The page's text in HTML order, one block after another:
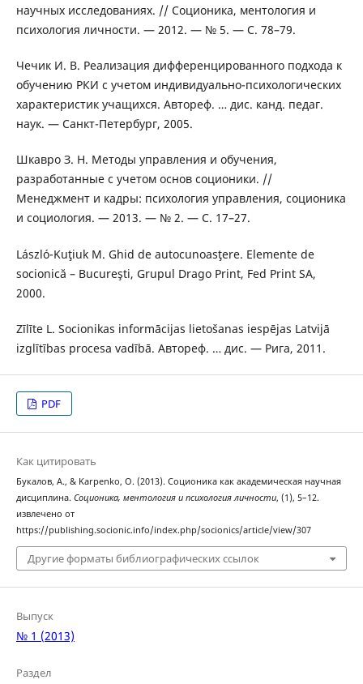
научных исследованиях. // Соционика, ментология и
психология личности. — 2012. — № 5. — С. 78–79.
Чечик И. В. Реализация дифференцированного подхода к
обучению РКИ с учетом индивидуально-психологических
характеристик учащихся. Автореф. … дис. канд. педаг.
наук. — Санкт-Петербург, 2005.
Шкавро З. Н. Методы управления и обучения,
разработанные с учетом основ соционики. //
Менеджмент и кадры: психология управления, соционика
и социология. — 2013. — № 2. — С. 17–27.
László-Kuţiuk M. Ghid de autocunoasţere. Elemente de
socionică – Bucureşti, Grupul Drago Print, Fed Print SA,
2000.
Zīlīte L. Socionikas informācijas lietošanas iespējas Latvijā
izglītības procesa vadībā. Автореф. … дис. — Рига, 2011.
PDF
Как цитировать
Букалов, А., & Karpenko, O. (2013). Соционика как академическая научная
дисциплина. Соционика, ментология и психология личности, (1), 5–12.
извлечено от
https://publishing.socionic.info/index.php/socionics/article/view/307
Другие форматы библиографических ссылок
Выпуск
№ 1 (2013)
Раздел